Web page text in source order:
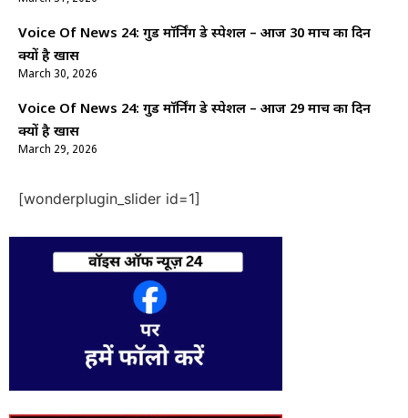
Voice Of News 24: गुड माॅर्निंग डे स्पेशल – आज 30 मार्च का दिन
क्यों है खास
March 30, 2026
Voice Of News 24: गुड माॅर्निंग डे स्पेशल – आज 29 मार्च का दिन
क्यों है खास
March 29, 2026
[wonderplugin_slider id=1]